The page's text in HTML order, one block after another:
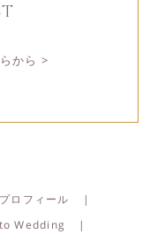
から >
ロフィール
Wedding